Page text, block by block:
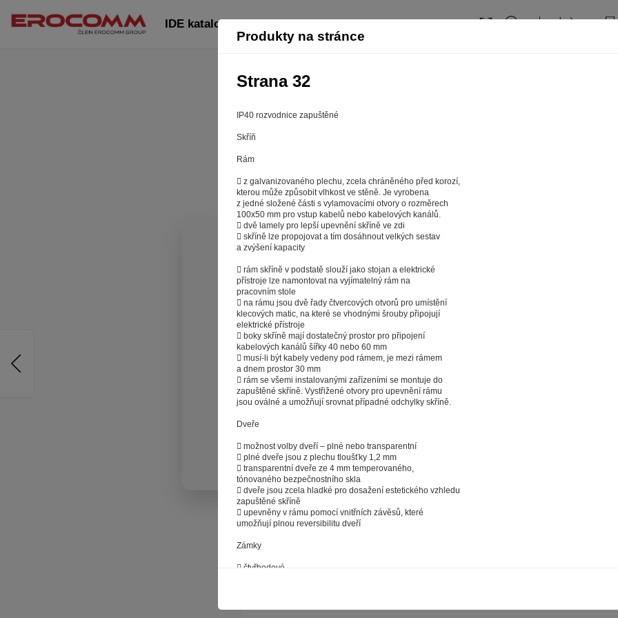
Produkty na stránce
Strana 32
IP40 rozvodnice zapuštěné
Skříň
Rám
 z galvanizovaného plechu, zcela chráněného před korozí,
kterou může způsobit vlhkost ve stěně. Je vyrobena
z jedné složené části s vylamovacími otvory o rozměrech
100x50 mm pro vstup kabelů nebo kabelových kanálů.
 dvě lamely pro lepší upevnění skříně ve zdi
 skříně lze propojovat a tím dosáhnout velkých sestav
a zvýšení kapacity
 rám skříně v podstatě slouží jako stojan a elektrické
přístroje lze namontovat na vyjímatelný rám na
pracovním stole
 na rámu jsou dvě řady čtvercových otvorů pro umístění
klecových matic, na které se vhodnými šrouby připojují
elektrické přístroje
 boky skříně mají dostatečný prostor pro připojení
kabelových kanálů šířky 40 nebo 60 mm
 musí-li být kabely vedeny pod rámem, je mezi rámem
a dnem prostor 30 mm
 rám se všemi instalovanými zařízeními se montuje do
zapuštěné skříně. Vystřižené otvory pro upevnění rámu
jsou oválné a umožňují srovnat případné odchylky skříně.
Dveře
 možnost volby dveří – plné nebo transparentní
 plné dveře jsou z plechu tloušťky 1,2 mm
 transparentní dveře ze 4 mm temperovaného,
tónovaného bezpečnostního skla
 dveře jsou zcela hladké pro dosažení estetického vzhledu
zapuštěné skříně
 upevněny v rámu pomocí vnitřních závěsů, které
umožňují plnou reversibilitu dveří
Zámky
 čtyřbodové
IDE katalog CZ 2020: strana 32
Záleží nám na tom, aby pro vás nakupování bylo co nejlepší zážitkem.
stránkách rychle našli to, co hledáte, ušetřili spoustu klikání a
reklamy na věci, které vás nezajímají. Abyste web viděli v zobrazení na které
a nemuseli se pokaždé přihlašovat. Proto od vás potřebujeme souhlas se
souborů cookies - malých souborů, které se dočasně ukládají ve vašem
Stisknutím tlačítka „V pořádku“ souhlasíte s nastavením cookies tak,
poskytovali smysluplné a užitečné služby na základě vašich údajů. Svůj
kdykoli změnit na stránce zpracování osobních údajů.